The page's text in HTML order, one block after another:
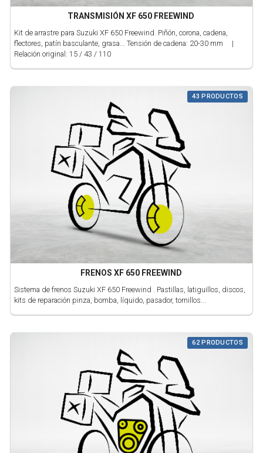
TRANSMISIÓN XF 650 FREEWIND
Kit de arrastre para Suzuki XF 650 Freewind. Piñón, corona, cadena,
flectores, patín basculante, grasa... Tensión de cadena: 20-30 mm |
Relación original: 15 / 43 / 110
43 PRODUCTOS
FRENOS XF 650 FREEWIND
Sistema de frenos Suzuki XF 650 Freewind . Pastillas, latiguillos, discos,
kits de reparación pinza, bomba, líquido, pasador, tornillos...
62 PRODUCTOS